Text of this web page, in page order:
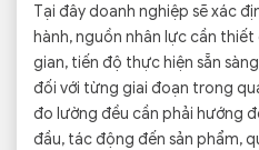
Tại đây doanh nghiệp sẽ xác
hành, nguồn nhân lực cần
gian, tiến độ thực hiện sẵn
đối với từng giai đoạn trong
đo lường đều cần phải hướng
đầu, tác động đến sản phẩm,